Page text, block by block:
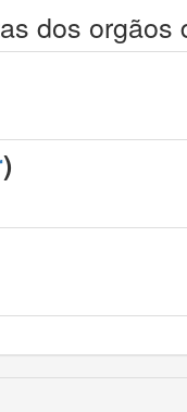
dos
)